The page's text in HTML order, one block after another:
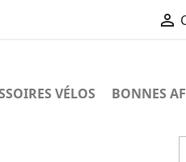

VÉLOS BONNES